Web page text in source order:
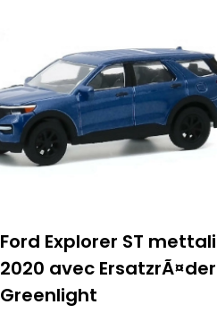
Ford Explorer ST
2020 avec
Greenlight